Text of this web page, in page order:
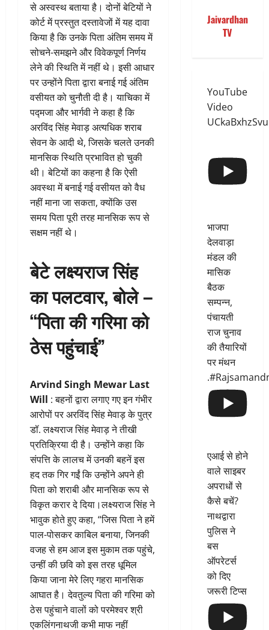
से अस्वस्थ बताया है। दोनों बेटियों ने
कोर्ट में प्रस्तुत दस्तावेजों में यह दावा
किया है कि उनके पिता अंतिम समय में
सोचने-समझने और विवेकपूर्ण निर्णय
लेने की स्थिति में नहीं थे। इसी आधार
पर उन्होंने पिता द्वारा बनाई गई अंतिम
वसीयत को चुनौती दी है। याचिका में
पद्मजा और भार्गवी ने कहा है कि
अरविंद सिंह मेवाड़ अत्यधिक शराब
सेवन के आदी थे, जिसके चलते उनकी
मानसिक स्थिति प्रभावित हो चुकी
थी। बेटियों का कहना है कि ऐसी
अवस्था में बनाई गई वसीयत को वैध
नहीं माना जा सकता, क्योंकि उस
समय पिता पूरी तरह मानसिक रूप से
सक्षम नहीं थे।
बेटे लक्ष्यराज सिंह
का पलटवार, बोले –
“पिता की गरिमा को
ठेस पहुंचाई”
Arvind Singh Mewar Last
Will : बहनों द्वारा लगाए गए इन गंभीर
आरोपों पर अरविंद सिंह मेवाड़ के पुत्र
डॉ. लक्ष्यराज सिंह मेवाड़ ने तीखी
प्रतिक्रिया दी है। उन्होंने कहा कि
संपत्ति के लालच में उनकी बहनें इस
हद तक गिर गईं कि उन्होंने अपने ही
पिता को शराबी और मानसिक रूप से
विकृत करार दे दिया।लक्ष्यराज सिंह ने
भावुक होते हुए कहा, “जिस पिता ने हमें
पाल-पोसकर काबिल बनाया, जिनकी
वजह से हम आज इस मुकाम तक पहुंचे,
उन्हीं की छवि को इस तरह धूमिल
किया जाना मेरे लिए गहरा मानसिक
आघात है। देवतुल्य पिता की गरिमा को
ठेस पहुंचाने वालों को परमेश्वर श्री
एकलिंगनाथजी कभी माफ नहीं
Jaivardhan
TV
YouTube
Video
भाजपा
देलवाड़ा
मंडल की
मासिक
बैठक
सम्पन्न,
पंचायती
राज चुनाव
की तैयारियों
पर मंथन
एआई से होने
वाले साइबर
अपराधों से
कैसे बचें?
नाथद्वारा
पुलिस ने
बस
ऑपरेटर्स
को दिए
जरूरी टिप्स